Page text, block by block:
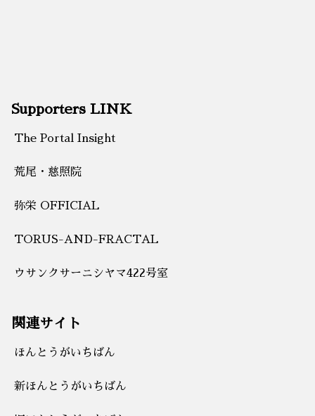
Supporters LINK
The Portal Insight
荒尾・慈照院
弥栄 OFFICIAL
TORUS-AND-FRACTAL
ウサンクサーニシヤマ422号室
関連サイト
ほんとうがいちばん
新ほんとうがいちばん